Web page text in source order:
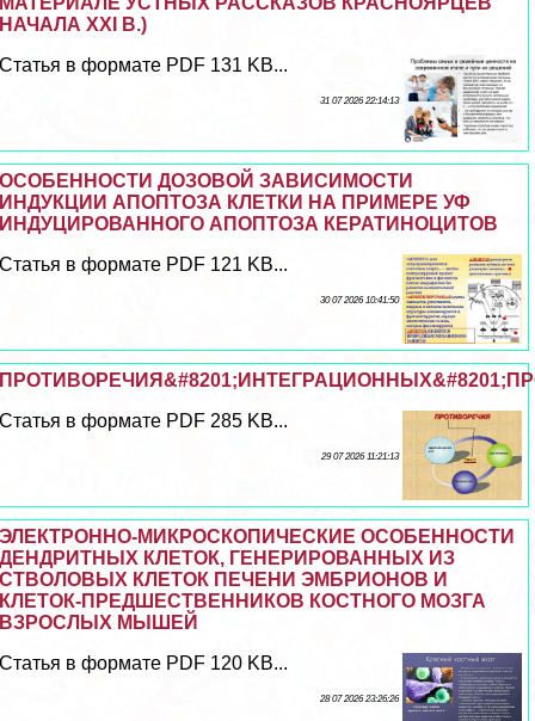
НАЧАЛА XXI В.)
Статья в формате PDF 131 KB...
31 07 2026 22:14:13
ОСОБЕННОСТИ ДОЗОВОЙ ЗАВИСИМОСТИ
ИНДУКЦИИ АПОПТОЗА КЛЕТКИ НА ПРИМЕРЕ УФ
ИНДУЦИРОВАННОГО АПОПТОЗА КЕРАТИНОЦИТОВ
Статья в формате PDF 121 KB...
30 07 2026 10:41:50
Статья в формате PDF 285 KB...
29 07 2026 11:21:13
ЭЛЕКТРОННО-МИКРОСКОПИЧЕСКИЕ ОСОБЕННОСТИ
ДЕНДРИТНЫХ КЛЕТОК, ГЕНЕРИРОВАННЫХ ИЗ
СТВОЛОВЫХ КЛЕТОК ПЕЧЕНИ ЭМБРИОНОВ И
КЛЕТОК-ПРЕДШЕСТВЕННИКОВ КОСТНОГО МОЗГА
ВЗРОСЛЫХ МЫШЕЙ
Статья в формате PDF 120 KB...
28 07 2026 23:26:26